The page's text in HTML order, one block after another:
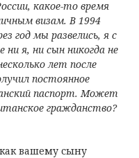
какое-то время
визам. В 1994
год мы развелись, я с
ни я, ни сын никогда не
лет после
постоянное
паспорт. Может
гражданство?
вашему сыну